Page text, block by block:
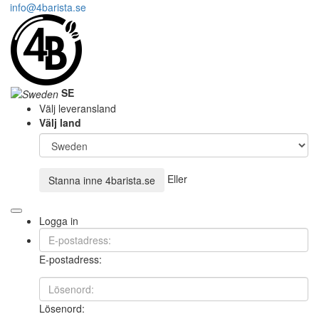
info@4barista.se
SE
Välj leveransland
Välj land
Stanna inne 4barista.se Eller
Logga in
E-postadress:
Lösenord: